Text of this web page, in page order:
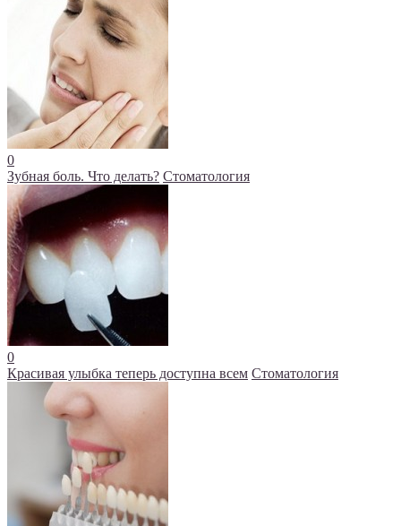
0
Зубная боль. Что делать? Стоматология
0
Красивая улыбка теперь доступна всем Стоматология